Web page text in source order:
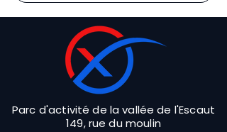
Parc d'activité de la vallée de l'Escaut
149, rue du moulin